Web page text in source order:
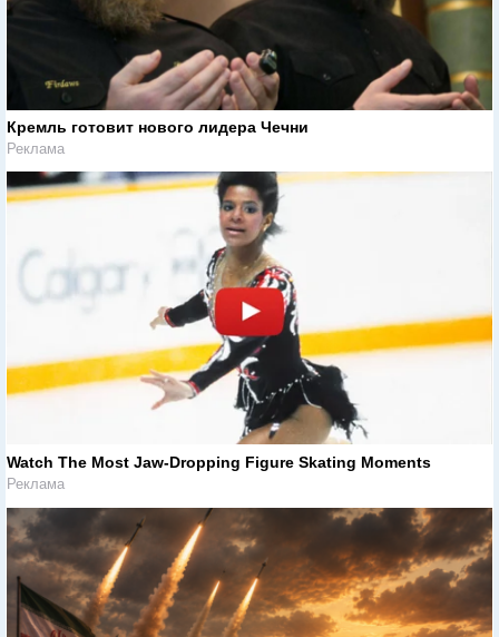
Кремль готовит нового лидера Чечни
Реклама
Watch The Most Jaw‑Dropping Figure Skating Moments
Реклама